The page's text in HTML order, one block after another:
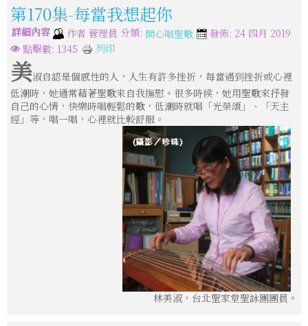
第170集-每當我想起你
詳細內容 作者 管理員 分類: 開心唱聖歌
發佈: 24 四月 2019
點擊數: 1345
列印
美淑自認是個感性的人，人生有許多挫折，每當遇到挫折或心裡
低潮時，她通常藉著聖歌來自我撫慰。很多時候，她用聖歌來抒發
自己的心情，快樂時唱輕鬆的歌，低潮時就唱「光榮頌」、「天主
經」等，唱一唱，心裡就比較舒服。
林美淑，台北聖家堂聖詠團團員。